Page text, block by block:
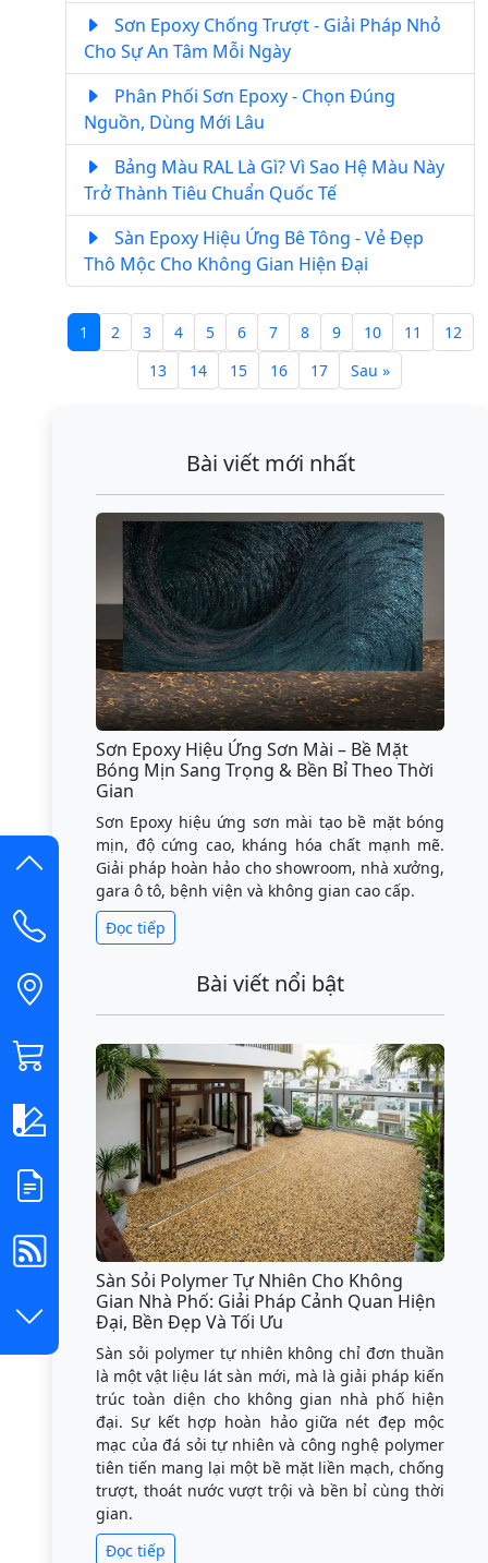
Sơn Epoxy Chống Trượt - Giải Pháp Nhỏ
Cho Sự An Tâm Mỗi Ngày
Phân Phối Sơn Epoxy - Chọn Đúng
Nguồn, Dùng Mới Lâu
Bảng Màu RAL Là Gì? Vì Sao Hệ Màu Này
Trở Thành Tiêu Chuẩn Quốc Tế
Sàn Epoxy Hiệu Ứng Bê Tông - Vẻ Đẹp
Thô Mộc Cho Không Gian Hiện Đại
1 2 3 4 5 6 7 8 9 10 11
12
13
14 15 16 17 Sau »
Bài viết mới nhất
Sơn Epoxy Hiệu Ứng Sơn Mài – Bề Mặt
Bóng Mịn Sang Trọng & Bền Bỉ Theo Thời
Gian
Sơn Epoxy hiệu ứng sơn mài tạo bề mặt bóng
mịn, độ cứng cao, kháng hóa chất mạnh mẽ.
Giải pháp hoàn hảo cho showroom, nhà xưởng,
gara ô tô, bệnh viện và không gian cao cấp.
Đọc tiếp
Bài viết nổi bật
Sàn Sỏi Polymer Tự Nhiên Cho Không
Gian Nhà Phố: Giải Pháp Cảnh Quan Hiện
Đại, Bền Đẹp Và Tối Ưu
Sàn sỏi polymer tự nhiên không chỉ đơn thuần
là một vật liệu lát sàn mới, mà là giải pháp kiến
trúc toàn diện cho không gian nhà phố hiện
đại. Sự kết hợp hoàn hảo giữa nét đẹp mộc
mạc của đá sỏi tự nhiên và công nghệ polymer
tiên tiến mang lại một bề mặt liền mạch, chống
trượt, thoát nước vượt trội và bền bỉ cùng thời
gian.
Đọc tiếp